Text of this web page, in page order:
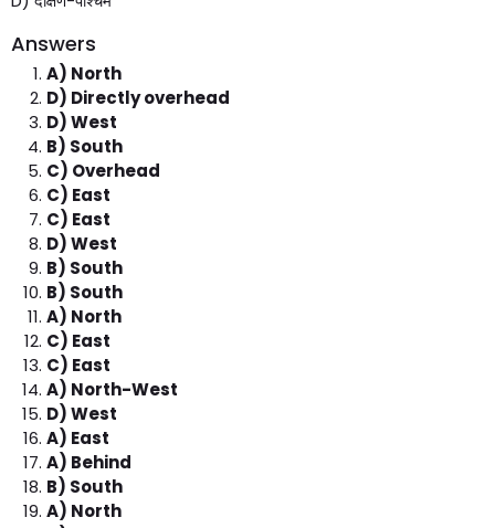
Answers
A) North
D) Directly overhead
D) West
B) South
C) Overhead
C) East
C) East
D) West
B) South
B) South
A) North
C) East
C) East
A) North-West
D) West
A) East
A) Behind
B) South
A) North